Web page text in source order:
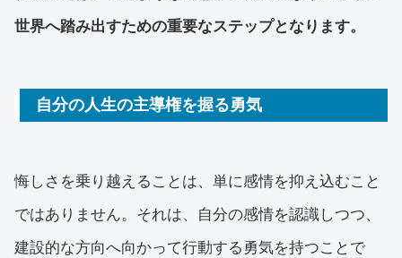
世界へ踏み出すための重要なステップとなります。
自分の人生の主導権を握る勇気
悔しさを乗り越えることは、単に感情を抑え込むこと
ではありません。それは、自分の感情を認識しつつ、
建設的な方向へ向かって行動する勇気を持つことで